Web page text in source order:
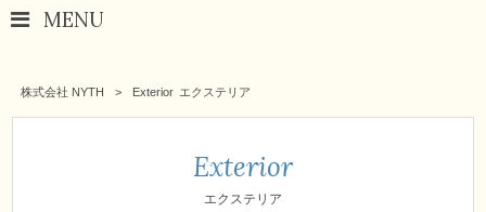
MENU
株式会社 NYTH > Exterior エクステリア
Exterior
エクステリア